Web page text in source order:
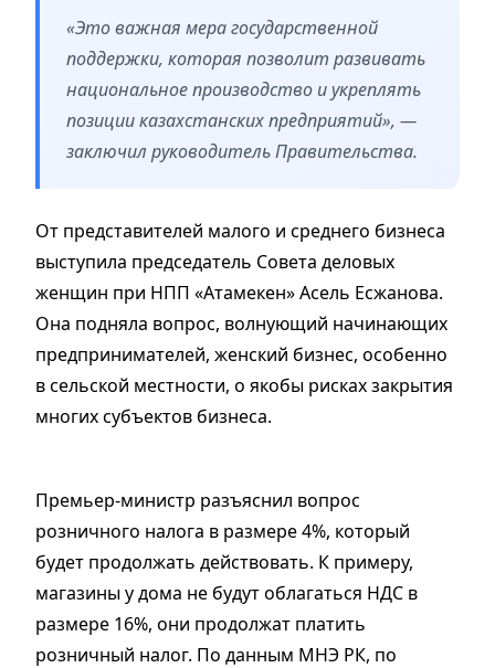
«Это важная мера государственной
поддержки, которая позволит развивать
национальное производство и укреплять
позиции казахстанских предприятий», —
заключил руководитель Правительства.
От представителей малого и среднего бизнеса
выступила председатель Совета деловых
женщин при НПП «Атамекен» Асель Есжанова.
Она подняла вопрос, волнующий начинающих
предпринимателей, женский бизнес, особенно
в сельской местности, о якобы рисках закрытия
многих субъектов бизнеса.
Премьер-министр разъяснил вопрос
розничного налога в размере 4%, который
будет продолжать действовать. К примеру,
магазины у дома не будут облагаться НДС в
размере 16%, они продолжат платить
розничный налог. По данным МНЭ РК, по